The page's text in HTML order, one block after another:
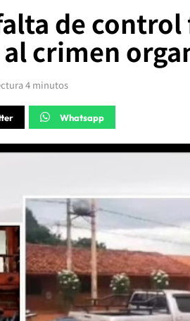
de
crimen
4 minutos
Whatsapp